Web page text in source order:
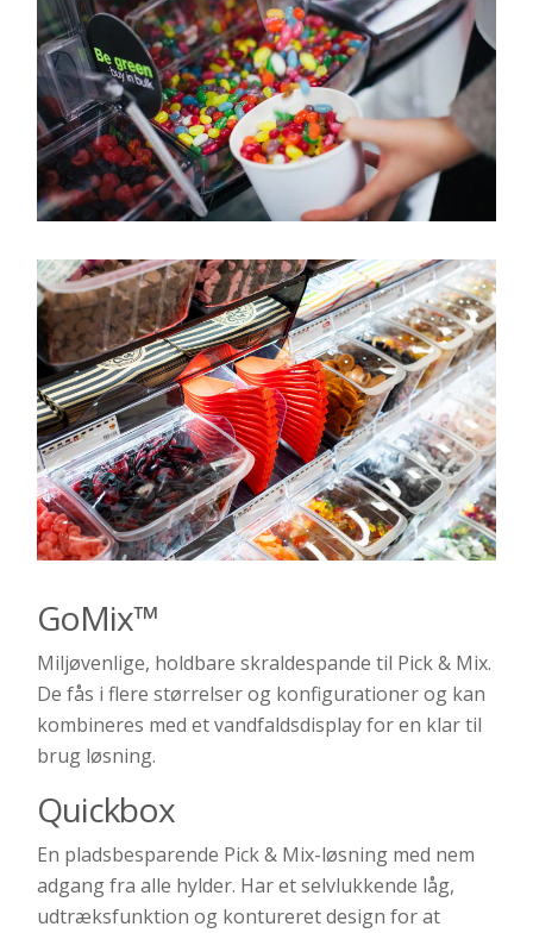
GoMix™
Miljøvenlige, holdbare skraldespande til Pick & Mix.
De fås i flere størrelser og konfigurationer og kan
kombineres med et vandfaldsdisplay for en klar til
brug løsning.
Quickbox
En pladsbesparende Pick & Mix-løsning med nem
adgang fra alle hylder. Har et selvlukkende låg,
udtræksfunktion og kontureret design for at